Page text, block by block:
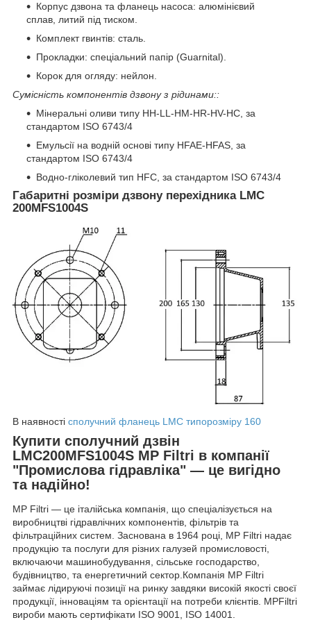
Корпус дзвона та фланець насоса: алюмінієвий
сплав, литий під тиском.
Комплект гвинтів: сталь.
Прокладки: спеціальний папір (Guarnital).
Корок для огляду: нейлон.
Сумісність компонентів дзвону з рідинами::
Мінеральні оливи типу HH-LL-HM-HR-HV-HC, за
стандартом ISO 6743/4
Емульсії на водній основі типу HFAE-HFAS, за
стандартом ISO 6743/4
Водно-гліколевий тип HFC, за стандартом ISO 6743/4
Габаритні розміри дзвону перехідника LMC
200MFS1004S
В наявності сполучний фланець LMC типорозміру 160
Купити сполучний дзвін
LMC200MFS1004S MP Filtri в компанії
"Промислова гідравліка" — це вигідно
та надійно!
MP Filtri — це італійська компанія, що спеціалізується на
виробництві гідравлічних компонентів, фільтрів та
фільтраційних систем. Заснована в 1964 році, MP Filtri надає
продукцію та послуги для різних галузей промисловості,
включаючи машинобудування, сільське господарство,
будівництво, та енергетичний сектор.Компанія MP Filtri
займає лідируючі позиції на ринку завдяки високій якості своєї
продукції, інноваціям та орієнтації на потреби клієнтів. MPFiltri
вироби мають сертифікати ISO 9001, ISO 14001.